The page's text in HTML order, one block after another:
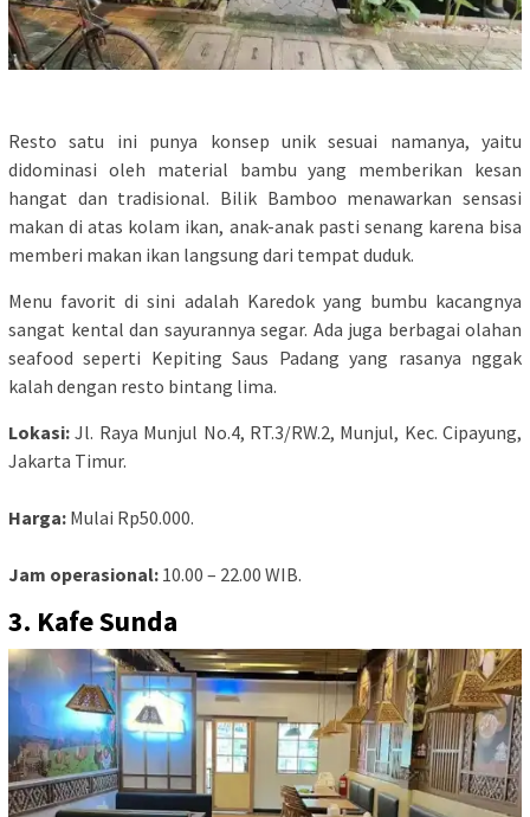
Resto satu ini punya konsep unik sesuai namanya, yaitu
didominasi oleh material bambu yang memberikan kesan
hangat dan tradisional. Bilik Bamboo menawarkan sensasi
makan di atas kolam ikan, anak-anak pasti senang karena bisa
memberi makan ikan langsung dari tempat duduk.
Menu favorit di sini adalah Karedok yang bumbu kacangnya
sangat kental dan sayurannya segar. Ada juga berbagai olahan
seafood seperti Kepiting Saus Padang yang rasanya nggak
kalah dengan resto bintang lima.
Lokasi: Jl. Raya Munjul No.4, RT.3/RW.2, Munjul, Kec. Cipayung,
Jakarta Timur.
Harga: Mulai Rp50.000.
Jam operasional: 10.00 – 22.00 WIB.
3. Kafe Sunda